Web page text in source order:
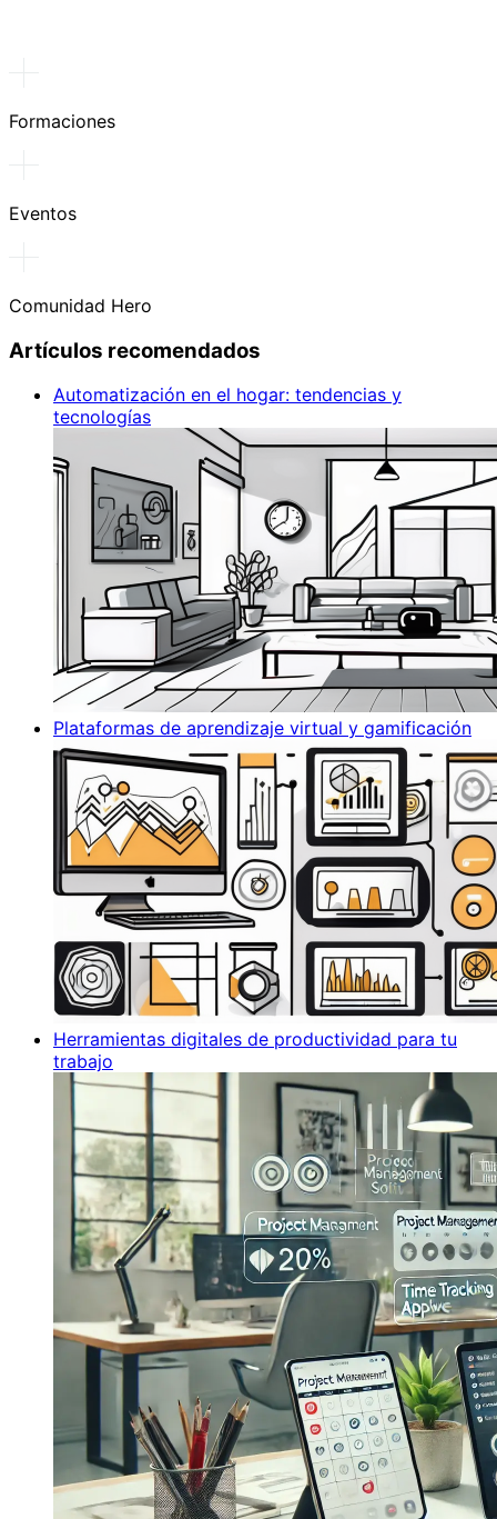
Formaciones
Eventos
Comunidad Hero
Artículos recomendados
Automatización en el hogar: tendencias y
tecnologías
Plataformas de aprendizaje virtual y gamificación
Herramientas digitales de productividad para tu
trabajo